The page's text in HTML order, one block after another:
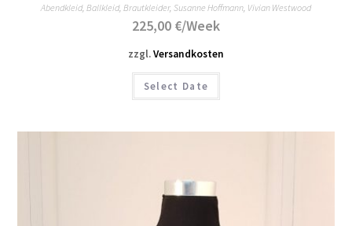
Abendkleid, Ballkleid, Brautkleider, Susanne Hoffmann Vivian Westwood
225,00 €/Week
zzgl.Versandkosten
Select Date